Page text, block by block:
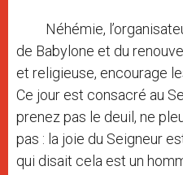
Néhémie,
de Babylone et du
et religieuse, encourage
Ce jour est consacré au
prenez pas le deuil, ne
pas : la joie du Seigneur
qui disait cela est un